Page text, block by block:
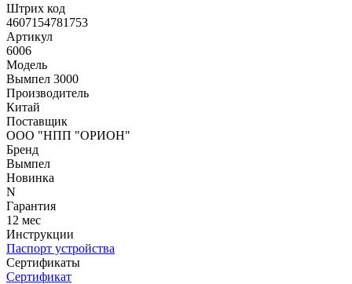
Штрих код
4607154781753
Артикул
6006
Модель
Вымпел 3000
Производитель
Китай
Поставщик
ООО "НПП "ОРИОН"
Бренд
Вымпел
Новинка
N
Гарантия
12 мес
Инструкции
Паспорт устройства
Сертификаты
Сертификат